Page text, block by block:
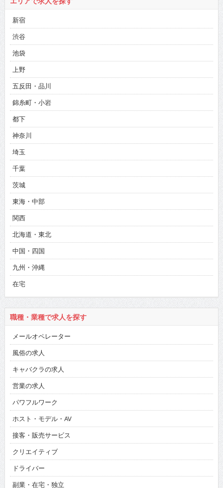
新宿
渋谷
池袋
上野
五反田・品川
錦糸町・小岩
都下
神奈川
埼玉
千葉
茨城
東海・中部
関西
北海道・東北
中国・四国
九州・沖縄
在宅
職種・業種で求人を探す
メールオペレーター
風俗の求人
キャバクラの求人
営業の求人
パワフルワーク
ホスト・モデル・AV
接客・販売サービス
クリエイティブ
ドライバー
副業・在宅・独立